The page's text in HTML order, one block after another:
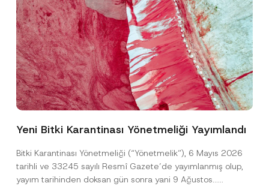
Yeni Bitki Karantinası Yönetmeliği Yayımlandı
Bitki Karantinası Yönetmeliği (“Yönetmelik”), 6 Mayıs 2026
tarihli ve 33245 sayılı Resmî Gazete’de yayımlanmış olup,
yayım tarihinden doksan gün sonra yani 9 Ağustos...
Ad*
Firma